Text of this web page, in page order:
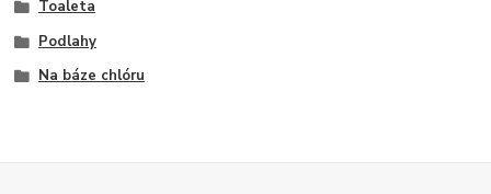
Toaleta
Podlahy
Na báze chlóru